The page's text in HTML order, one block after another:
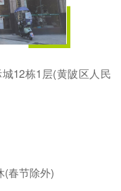
12栋1层(黄陂区人民
(春节除外)